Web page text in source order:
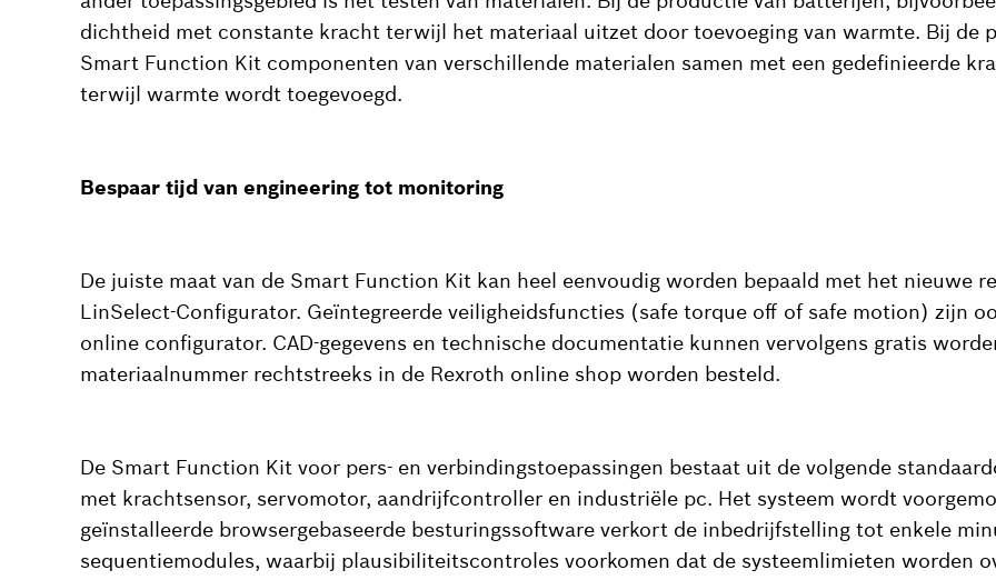
dichtheid met constante kracht terwijl het materiaal uitzet door toevoeging van warmte. Bij de
Smart Function Kit componenten van verschillende materialen samen met een gedefinieerde
terwijl warmte wordt toegevoegd.
Bespaar tijd van engineering tot monitoring
De juiste maat van de Smart Function Kit kan heel eenvoudig worden bepaald met het nieuwe
LinSelect-Configurator. Geïntegreerde veiligheidsfuncties (safe torque off of safe motion) zijn
online configurator. CAD-gegevens en technische documentatie kunnen vervolgens gratis
materiaalnummer rechtstreeks in de Rexroth online shop worden besteld.
De Smart Function Kit voor pers- en verbindingstoepassingen bestaat uit de volgende
met krachtsensor, servomotor, aandrijfcontroller en industriële pc. Het systeem wordt
geïnstalleerde browsergebaseerde besturingssoftware verkort de inbedrijfstelling tot enkele
sequentiemodules, waarbij plausibiliteitscontroles voorkomen dat de systeemlimieten worden